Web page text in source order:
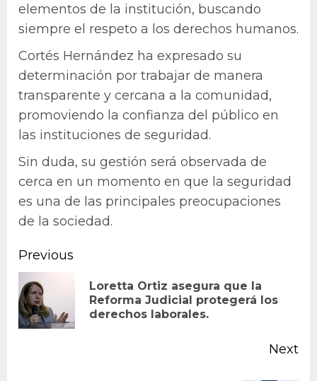
elementos de la institución, buscando
siempre el respeto a los derechos humanos.
Cortés Hernández ha expresado su
determinación por trabajar de manera
transparente y cercana a la comunidad,
promoviendo la confianza del público en
las instituciones de seguridad.
Sin duda, su gestión será observada de
cerca en un momento en que la seguridad
es una de las principales preocupaciones
de la sociedad.
Continue
Reading
Previous
Loretta Ortiz asegura que la
Reforma Judicial protegerá los
derechos laborales.
Next